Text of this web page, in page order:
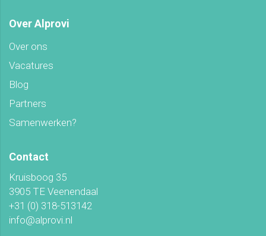
Over Alprovi
Over ons
Vacatures
Blog
Partners
Samenwerken?
Contact
Kruisboog 35
3905 TE Veenendaal
+31 (0) 318-513142
info@alprovi.nl